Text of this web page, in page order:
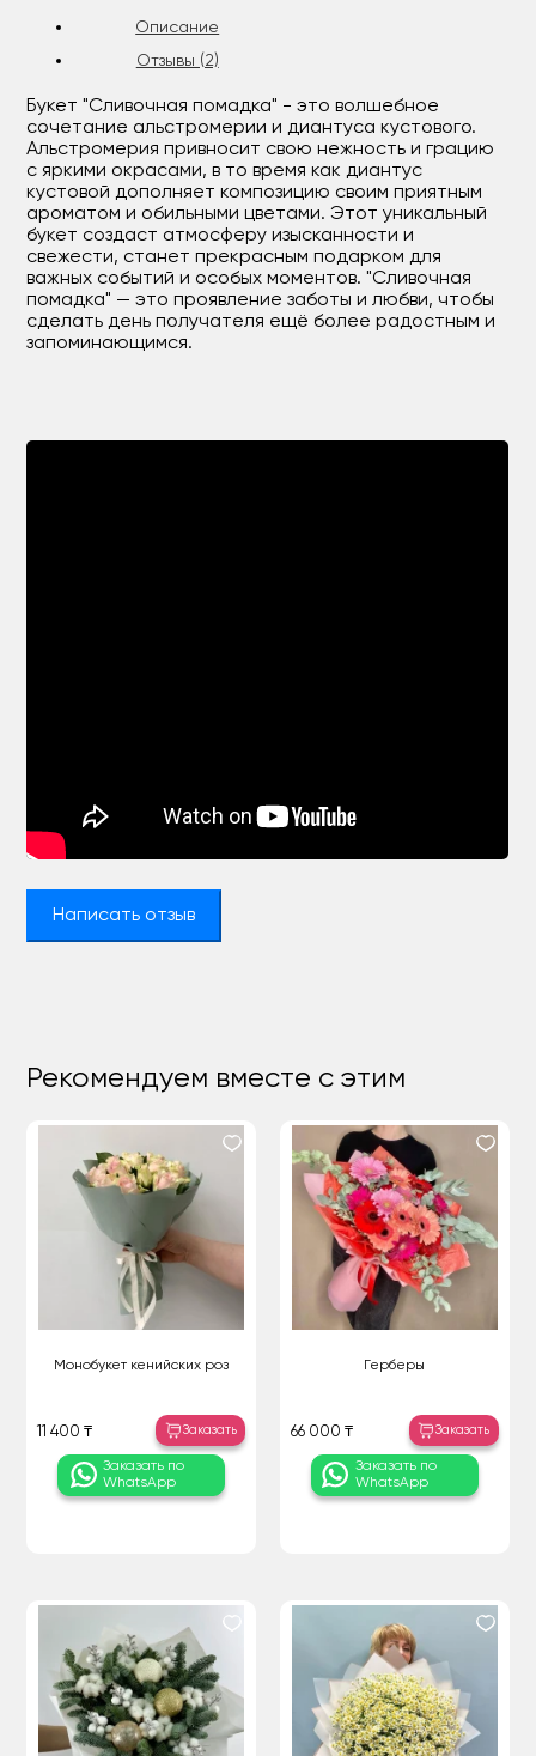
Описание
Отзывы (2)
Букет "Сливочная помадка" - это волшебное
сочетание альстромерии и диантуса кустового.
Альстромерия привносит свою нежность и грацию
с яркими окрасами, в то время как диантус
кустовой дополняет композицию своим приятным
ароматом и обильными цветами. Этот уникальный
букет создаст атмосферу изысканности и
свежести, станет прекрасным подарком для
важных событий и особых моментов. "Сливочная
помадка" — это проявление заботы и любви, чтобы
сделать день получателя ещё более радостным и
запоминающимся.
Написать отзыв
Рекомендуем вместе с этим
Монобукет кенийских роз
11 400 ₸ Заказать
Заказать по
WhatsApp
Герберы
66 000 ₸ Заказать
Заказать по
WhatsApp